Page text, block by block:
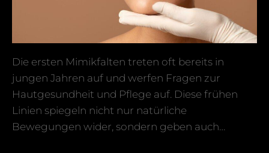
Die ersten Mimikfalten treten oft bereits in
jungen Jahren auf und werfen Fragen zur
Hautgesundheit und Pflege auf. Diese frühen
Linien spiegeln nicht nur natürliche
Bewegungen wider, sondern geben auch…